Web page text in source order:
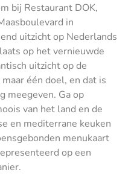
bij Restaurant DOK,
in
uitzicht op Nederlands
op het vernieuwde
uitzicht op de
één doel, en dat is
meegeven. Ga op
van het land en de
en mediterrane keuken
menukaart
op een